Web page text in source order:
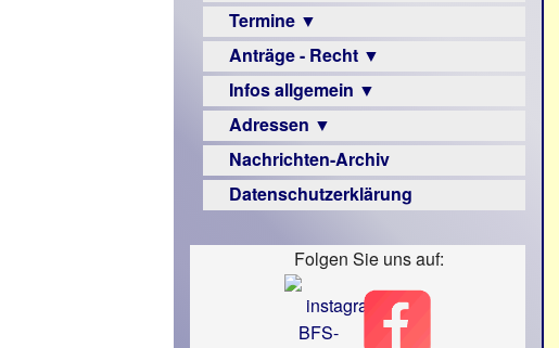
Termine ▼
Veranstaltungsprogramme
Anträge - Recht ▼
Archiv
Urteile
Infos allgemein ▼
Sehbehinderung
Frühförderung
Schule
Beruf
Senioren
Adressen ▼
Augenoptiker
Berufsbildungswerke
Familienratgeber
Hörbüchereien
Nachrichten-Archiv
Datenschutzerklärung
Folgen Sie uns auf: